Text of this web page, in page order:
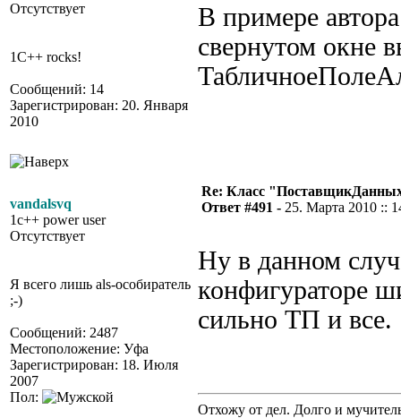
Отсутствует
1C++ rocks!
Сообщений: 14
Зарегистрирован: 20. Января
2010
В примере
свернутом окне
vandalsvq
1c++ power user
Отсутствует
Я всего лишь als-особиратель
;-)
Сообщений: 2487
Местоположение: Уфа
Зарегистрирован: 18. Июля
2007
Пол:
Re: Класс
Ответ #491 - 25. Марта 2010 ::
Ну в данном
конфигураторе
сильно ТП и все.
Отхожу от дел. Долго и